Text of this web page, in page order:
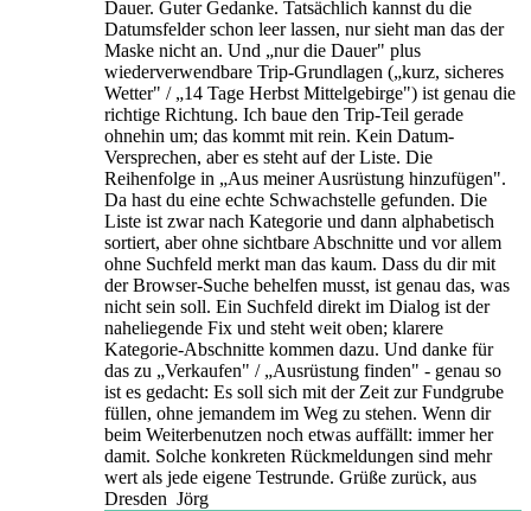
Dauer. Guter Gedanke. Tatsächlich kannst du die
Datumsfelder schon leer lassen, nur sieht man das der
Maske nicht an. Und „nur die Dauer" plus
wiederverwendbare Trip-Grundlagen („kurz, sicheres
Wetter" / „14 Tage Herbst Mittelgebirge") ist genau die
richtige Richtung. Ich baue den Trip-Teil gerade
ohnehin um; das kommt mit rein. Kein Datum-
Versprechen, aber es steht auf der Liste. Die
Reihenfolge in „Aus meiner Ausrüstung hinzufügen".
Da hast du eine echte Schwachstelle gefunden. Die
Liste ist zwar nach Kategorie und dann alphabetisch
sortiert, aber ohne sichtbare Abschnitte und vor allem
ohne Suchfeld merkt man das kaum. Dass du dir mit
der Browser-Suche behelfen musst, ist genau das, was
nicht sein soll. Ein Suchfeld direkt im Dialog ist der
naheliegende Fix und steht weit oben; klarere
Kategorie-Abschnitte kommen dazu. Und danke für
das zu „Verkaufen" / „Ausrüstung finden" - genau so
ist es gedacht: Es soll sich mit der Zeit zur Fundgrube
füllen, ohne jemandem im Weg zu stehen. Wenn dir
beim Weiterbenutzen noch etwas auffällt: immer her
damit. Solche konkreten Rückmeldungen sind mehr
wert als jede eigene Testrunde. Grüße zurück, aus
Dresden Jörg